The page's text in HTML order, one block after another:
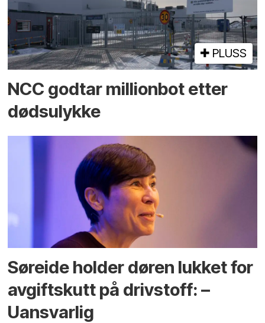
PLUSS
NCC godtar millionbot etter
dødsulykke
Søreide holder døren lukket for
avgiftskutt på drivstoff: –
Uansvarlig